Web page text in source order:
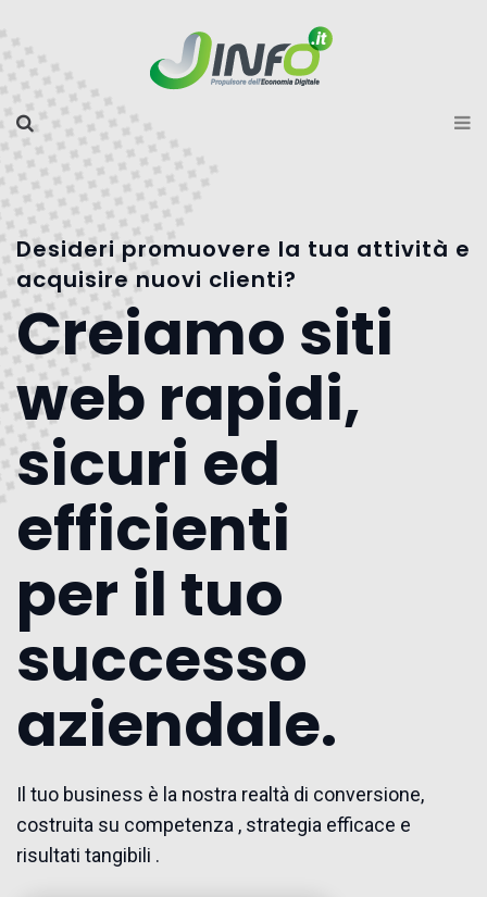
Desideri promuovere la tua attività e
acquisire nuovi clienti?
Creiamo siti
web rapidi,
sicuri ed
efficienti
per il tuo
successo
aziendale.
Il tuo business è la nostra realtà di conversione,
costruita su competenza , strategia efficace e
risultati tangibili .